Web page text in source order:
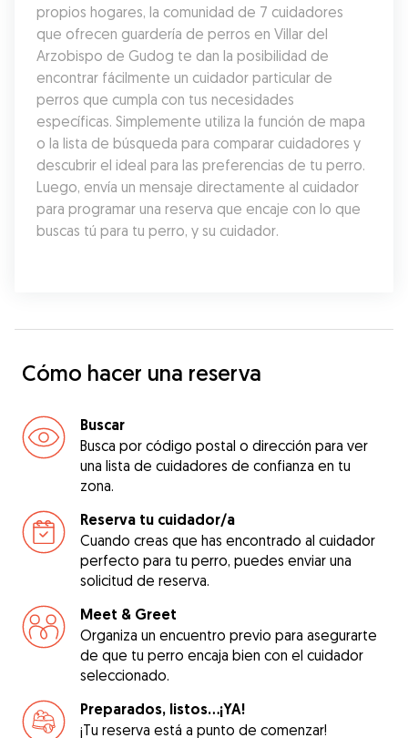
propios hogares, la comunidad de 7 cuidadores
que ofrecen guardería de perros en Villar del
Arzobispo de Gudog te dan la posibilidad de
encontrar fácilmente un cuidador particular de
perros que cumpla con tus necesidades
específicas. Simplemente utiliza la función de mapa
o la lista de búsqueda para comparar cuidadores y
descubrir el ideal para las preferencias de tu perro.
Luego, envía un mensaje directamente al cuidador
para programar una reserva que encaje con lo que
buscas tú para tu perro, y su cuidador.
Cómo hacer una reserva
Buscar
Busca por código postal o dirección para ver
una lista de cuidadores de confianza en tu
zona.
Reserva tu cuidador/a
Cuando creas que has encontrado al cuidador
perfecto para tu perro, puedes enviar una
solicitud de reserva.
Meet & Greet
Organiza un encuentro previo para asegurarte
de que tu perro encaja bien con el cuidador
seleccionado.
Preparados, listos...¡YA!
¡Tu reserva está a punto de comenzar!